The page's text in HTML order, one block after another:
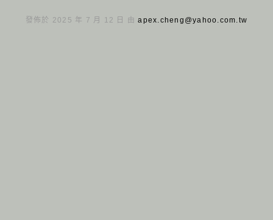
發佈於 2025 年 7 月 12 日 由apex.cheng@yahoo.com.tw